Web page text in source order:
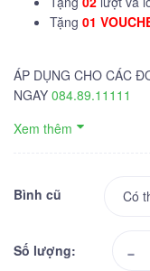
Tặng 01
ÁP DỤNG CHO CÁC
NGAY 084.89.11111
Xem thêm
Bình cũ
Số lượng: -